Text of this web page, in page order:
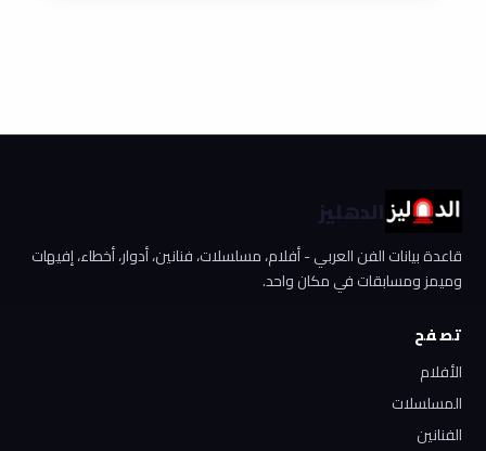
الدهليز
قاعدة بيانات الفن العربي - أفلام، مسلسلات، فنانين، أدوار، أخطاء، إفيهات
وميمز ومسابقات في مكان واحد.
تصفح
الأفلام
المسلسلات
الفنانين